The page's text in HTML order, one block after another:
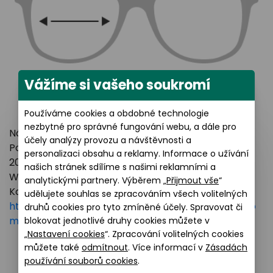
Název výrobce: LUXOTTICA GROUP
Poštovní adresa: Piazzale Luigi Cadorna 3 Milano,
20123 Italy
Webové stránky:https://www.essilorluxottica.com
Kontakt:
https://www.essilorluxottica.com/en/brands/custo
mer-care
Vážíme si vašeho soukromí
Používáme cookies a obdobné technologie
nezbytné pro správné fungování webu, a dále pro
účely analýzy provozu a návštěvnosti a
personalizaci obsahu a reklamy. Informace o užívání
našich stránek sdílíme s našimi reklamními a
analytickými partnery. Výběrem „Přijmout vše“
udělujete souhlas se zpracováním všech volitelných
druhů cookies pro tyto zmíněné účely. Spravovat či
blokovat jednotlivé druhy cookies můžete v
„Nastavení cookies“. Zpracování volitelných cookies
můžete také odmítnout. Více informací v Zásadách
používání souborů cookies.